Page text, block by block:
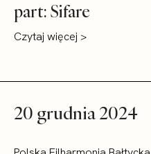
part: Sifare
Czytaj więcej >
20 grudnia 2024